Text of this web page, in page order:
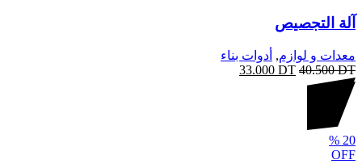
آلة التجصيص
معدات و لوازم, أدوات بناء
40.500DT
33.000 DT
20
%
OFF